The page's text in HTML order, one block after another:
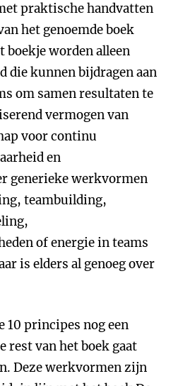
praktische handvatten
het genoemde boek
worden alleen
die kunnen bijdragen aan
om samen resultaten te
vermogen van
voor continu
en
generieke werkvormen
teambuilding,
of energie in teams
is elders al genoeg over
10 principes nog een
rest van het boek gaat
Deze werkvormen zijn